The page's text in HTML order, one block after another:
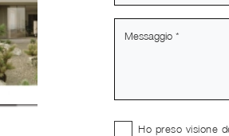
Ho preso visione